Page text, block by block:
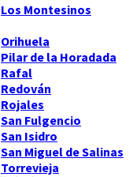
Los Montesinos
Orihuela
Pilar de la Horadada
Rafal
Redován
Rojales
San Fulgencio
San Isidro
San Miguel de Salinas
Torrevieja